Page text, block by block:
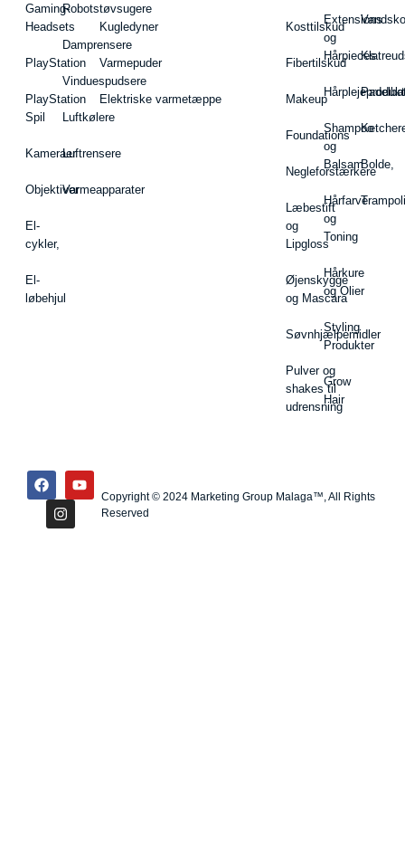
Gaming-
Headsets
PlayStation
PlayStation
Spil
Kameraer
Objektiver
El-
cykler,
El-
løbehjul
Robotstøvsugere
Damprensere
Vinduespudsere
Luftkølere
Luftrensere
Varmeapparater
Kugledyner
Varmepuder
Elektriske varmetæppe
Kosttilskud
Fibertilskud
Makeup
Foundations
Negleforstærkere
Læbestift
og
Lipgloss
Øjenskygge
og Mascara
Søvnhjælpemidler
Pulver og
shakes til
udrensning
Extensions
og
Hårpieces
Shampoo
og
Balsam
Hårfarve
og
Toning
Hårkure
og Olier
Styling
Produkter
Grow
Hair
Vandsko
Bolde,
Copyright © 2024 Marketing Group Malaga™, All Rights
Reserved